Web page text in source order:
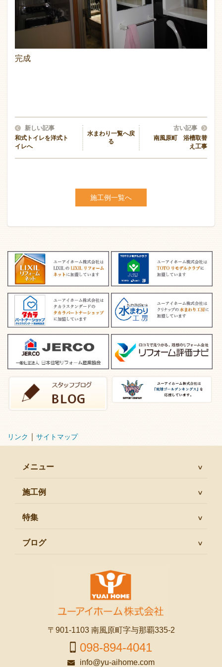
完成
新しい記事
和式トイレを洋式ト
イレへ
水まわり一覧へ戻
る
古い記事
南風原町 浴槽取替
え工事
施工例一覧へ
リンク サイトマップ
〒901-1103 南風原町字与那覇335-2
098-894-4041
info@yu-aihome.com
メニュー
施工例
特集
ブログ